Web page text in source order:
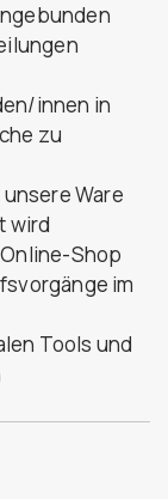
innen in
zu
Ware
wird
Shop
im
Tools und